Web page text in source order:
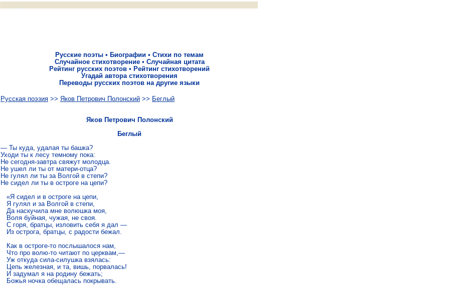
Русские поэты • Биографии • Стихи по темам
Случайное стихотворение• Случайная цитата
Рейтинг русских поэтов • Рейтинг стихотворений
Угадай автора стихотворения
Переводы русских поэтов на другие языки
Русская поэзия >> Яков Петрович Полонский >> Беглый
Яков Петрович Полонский
Беглый
— Ты куда, удалая ты башка?
Уходи ты к лесу темному пока:
Не сегодня-завтра свяжут молодца.
Не ушел ли ты от матери-отца?
Не гулял ли ты за Волгой в степи?
Не сидел ли ты в остроге на цепи?
   «Я сидел и в остроге на цепи,
   Я гулял и за Волгой в степи,
   Да наскучила мне волюшка моя,
   Воля буйная, чужая, не своя.
   С горя, братцы, изловить себя я дал —
   Из острога, братцы, с радости бежал.
   Как в остроге-то послышалося нам,
   Что про волю-то читают по церквам,—
   Уж откуда сила-силушка взялась:
   Цепь железная, и та, вишь, порвалась!
   И задумал я на родину бежать;
   Божья ночка обещалась покрывать.